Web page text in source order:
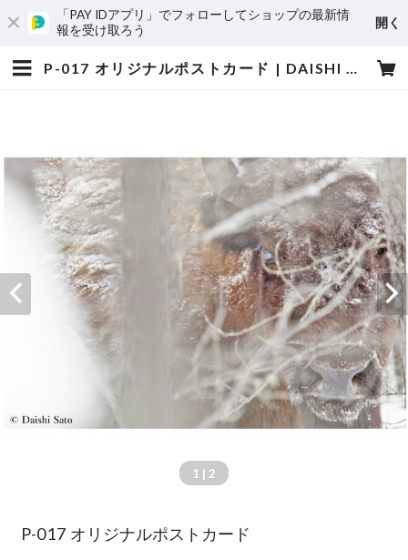
「PAY IDアプリ」でフォローしてショップの最新情
報を受け取ろう
開く
P-017 オリジナルポストカード | DAISHI SATO WEB SHOP
1 | 2
P-017 オリジナルポストカード